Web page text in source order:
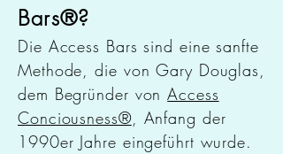
Bars®?
Die Access Bars sind eine sanfte
Methode, die von Gary Douglas,
dem Begründer vonAccess
Conciousness®, Anfang der
1990er Jahre eingeführt wurde.